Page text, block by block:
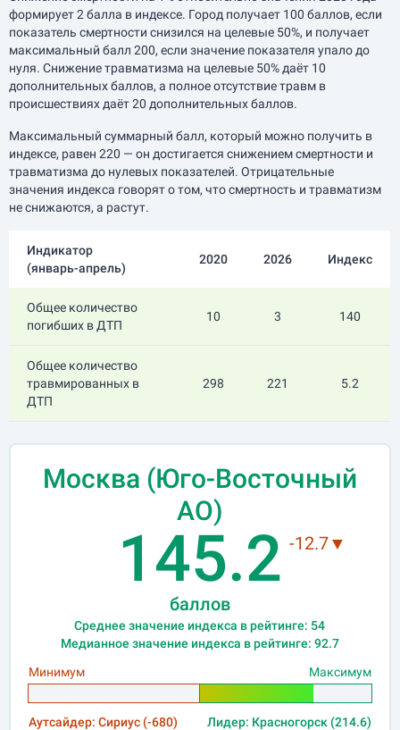
формирует 2 балла в индексе. Город получает 100 баллов, если
показатель смертности снизился на целевые 50%, и получает
максимальный балл 200, если значение показателя упало до
нуля. Снижение травматизма на целевые 50% даёт 10
дополнительных баллов, а полное отсутствие травм в
происшествиях даёт 20 дополнительных баллов.
Максимальный суммарный балл, который можно получить в
индексе, равен 220 — он достигается снижением смертности и
травматизма до нулевых показателей. Отрицательные
значения индекса говорят о том, что смертность и травматизм
не снижаются, а растут.
Индикатор
(январь-апрель)
2020 2026 Индекс
Общее количество
погибших в ДТП
10 3 140
Общее количество
травмированных в
ДТП
298 221 5.2
Москва (Юго-Восточный
АО)
145.2
баллов
-12.7▼
Среднее значение индекса в рейтинге: 54
Медианное значение индекса в рейтинге: 92.7
Минимум
Максимум
Аутсайдер: Сириус (-680) Лидер: Красногорск (214.6)